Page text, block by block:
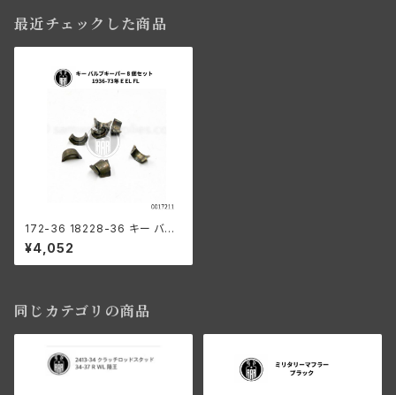
最近チェックした商品
172-36 18228-36 キー バル
ブキーパー 8個セット 1936-7
3年 E/EL/FL
¥4,052
同じカテゴリの商品